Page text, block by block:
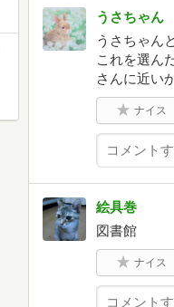
うさちゃん
うさちゃん
これを選ん
さんに近い
ナイス
絵具巻
図書館
ナイス